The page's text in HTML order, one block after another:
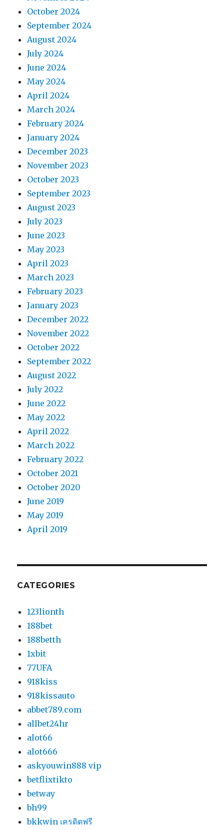
October 2024
September 2024
August 2024
July 2024
June 2024
May 2024
April 2024
March 2024
February 2024
January 2024
December 2023
November 2023
October 2023
September 2023
August 2023
July 2023
June 2023
May 2023
April 2023
March 2023
February 2023
January 2023
December 2022
November 2022
October 2022
September 2022
August 2022
July 2022
June 2022
May 2022
April 2022
March 2022
February 2022
October 2021
October 2020
June 2019
May 2019
April 2019
CATEGORIES
123lionth
188bet
188betth
1xbit
77UFA
918kiss
918kissauto
abbet789.com
allbet24hr
alot66
alot666
askyouwin888 vip
betflixtikto
betway
bh99
bkkwin เครดิตฟรี